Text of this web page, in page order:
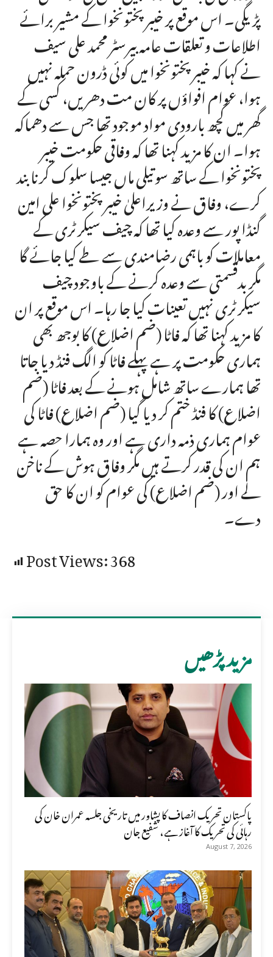
پڑیگی۔ اس موقع پر خیبر پختونخوا کے مشیر برائے
اطلاعات و تعلقات عامہ بیرسٹر محمد علی سیف
نے کہا کہ خیبر پختونخوا میں کوئی ڈرون حملہ نہیں
ہوا، عوام افواؤں پر کان مت دھریں، کسی کے
گھر میں کچھ بارودی مواد موجود تھا جس سے دھماکہ
ہوا۔ ان کا مزید کہنا تھا کہ وفاقی حکومت خیبر
پختونخوا کے ساتھ سوتیلی ماں جیسا سلوک کرنا بند
کرے، وفاق نے وزیراعلیٰ خیبر پختونخوا علی امین
گنڈا پور سے وعدہ کیا تھا کہ چیف سیکرٹری کے
معاملات کو باہمی رضامندی سے طے کیا جائے گا
مگر بدقسمتی سے وعدہ کرنے کے باوجود چیف
سیکرٹری نہیں تعینات کیا جا رہا۔ اس موقع پر ان
کا مزید کہنا تھا کہ فاٹا (ضم اضلاع) کا بوجھ بھی
ہماری حکومت پر ہے پہلے فاٹا کو الگ فنڈ دیا جاتا
تھا ہمارے ساتھ شامل ہونے کے بعد فاٹا (ضم
اضلاع) کا فنڈ ختم کر دیا گیا (ضم اضلاع) فاٹا کی
عوام ہماری ذمہ داری ہے اور وہ ہمارا حصہ ہے
ہم ان کی قدر کرتے ہیں مگر وفاق ہوش کے ناخن
لے اور (ضم اضلاع) کی عوام کو ان کا حق
دے۔
Post Views:368
مزید پڑھیں
پاکستان تحریک انصاف کا پشاور میں تاریخی جلسہ عمران خان کی
رہائی کی تحریک کا آغاز ہے، شفیع جان
August 7, 2026